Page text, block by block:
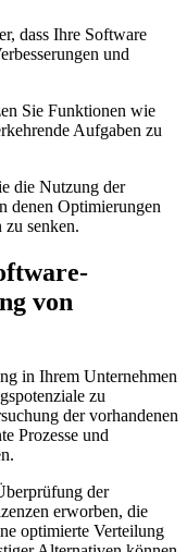
dass Ihre⁣ Software
und
Sie Funktionen⁣ wie
Aufgaben zu
die ​Nutzung der⁢
denen Optimierungen
senken.
von
in Ihrem ‍Unternehmen
zu
der vorhandenen⁢
Prozesse und
der
erworben, ‌die
optimierte Verteilung